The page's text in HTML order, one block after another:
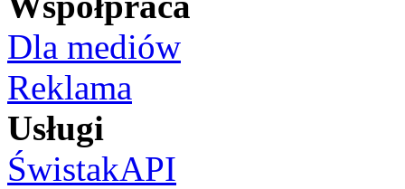
Dla mediów
Reklama
Usługi
ŚwistakAPI